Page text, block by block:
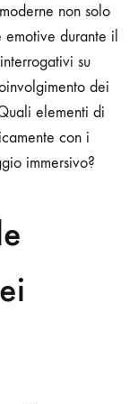
non solo
durante il
su
dei
elementi di
con i
immersivo?